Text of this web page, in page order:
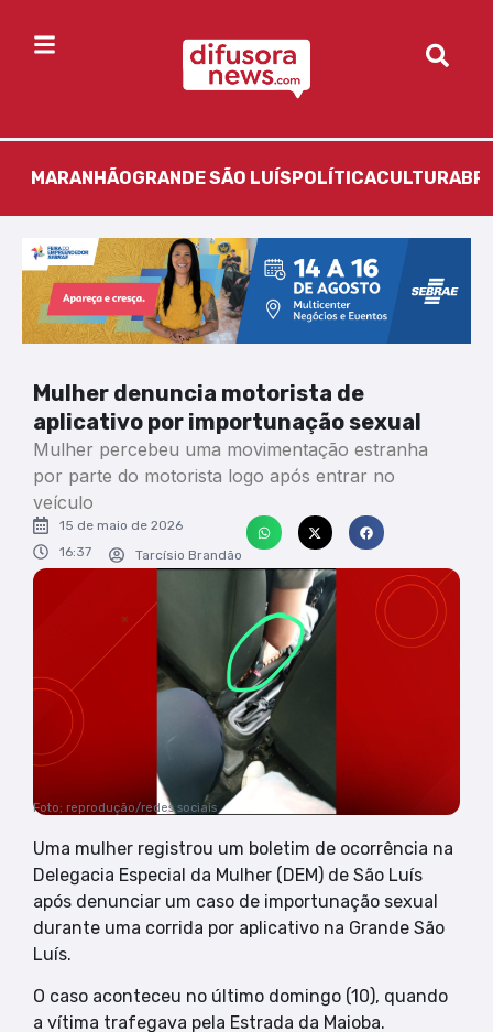
MARANHÃOGRANDE SÃO LUÍS POLÍTICACULTURA
Mulher denuncia motorista de
aplicativo por importunação sexual
Mulher percebeu uma movimentação estranha
por parte do motorista logo após entrar no
veículo
15 de maio de 2026
16:37
Tarcísio Brandão
Foto; reprodução/redes sociais
Uma mulher registrou um boletim de ocorrência na
Delegacia Especial da Mulher (DEM) de São Luís
após denunciar um caso de importunação sexual
durante uma corrida por aplicativo na Grande São
Luís.
O caso aconteceu no último domingo (10), quando
a vítima trafegava pela Estrada da Maioba.